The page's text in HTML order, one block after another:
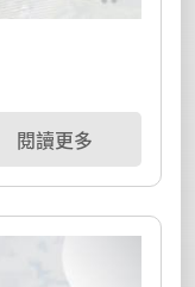
閱讀更多